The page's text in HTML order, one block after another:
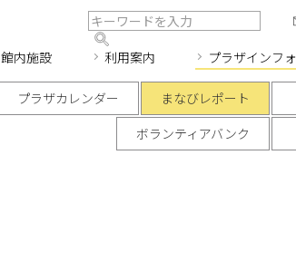
館内施設 利用案内 プラザインフォ
プラザカレンダー まなびレポート
ボランティアバンク